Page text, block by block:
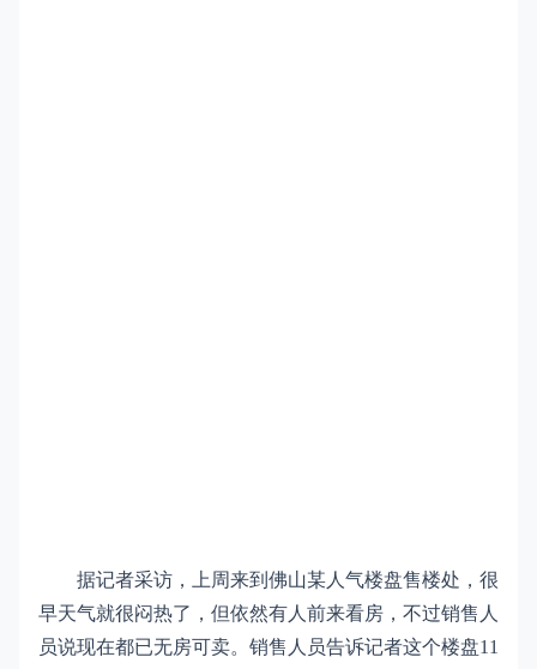
据记者采访，上周来到佛山某人气楼盘售楼处，很
早天气就很闷热了，但依然有人前来看房，不过销售人
员说现在都已无房可卖。销售人员告诉记者这个楼盘11